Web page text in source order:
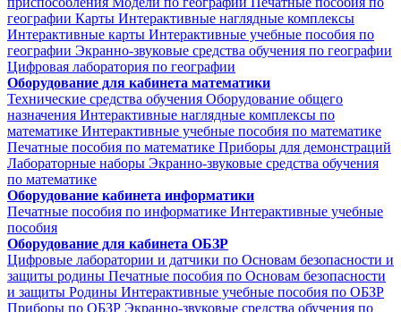
географии Карты Интерактивные наглядные комплексы
Интерактивные карты Интерактивные учебные пособия по
географии Экранно-звуковые средства обучения по географии
Цифровая лаборатория по географии
Оборудование для кабинета математики
Технические средства обучения Оборудование общего
назначения Интерактивные наглядные комплексы по
математике Интерактивные учебные пособия по математике
Печатные пособия по математике Приборы для демонстраций
Лабораторные наборы Экранно-звуковые средства обучения
по математике
Оборудование кабинета информатики
Печатные пособия по информатике Интерактивные учебные
пособия
Оборудование для кабинета ОБЗР
Цифровые лаборатории и датчики по Основам безопасности и
защиты родины Печатные пособия по Основам безопасности
и защиты Родины Интерактивные учебные пособия по ОБЗР
Приборы по ОБЗР Экранно-звуковые средства обучения по